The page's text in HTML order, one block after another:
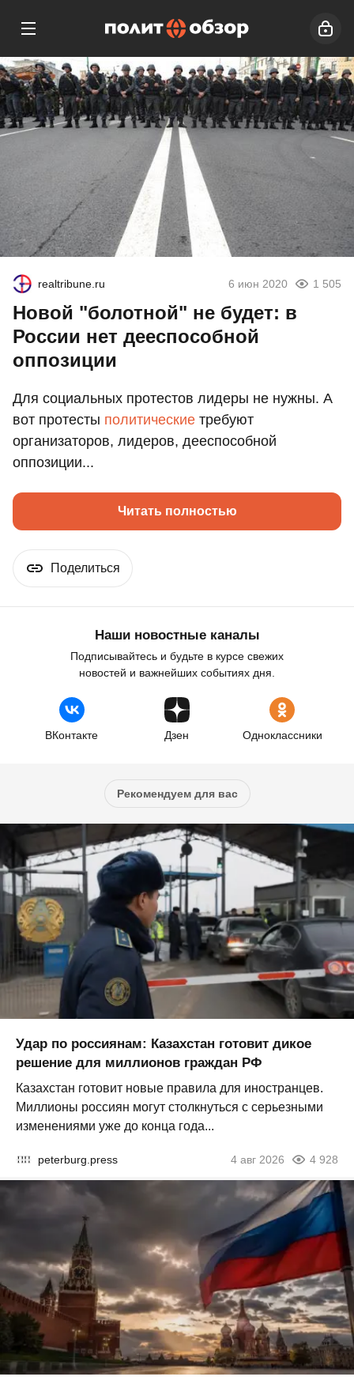
realtribune.ru 6 июн 2020 1 505
Новой "болотной" не будет: в
России нет дееспособной
оппозиции
Для социальных протестов лидеры не нужны. А
вот протесты политические требуют
организаторов, лидеров, дееспособной
оппозиции...
Читать полностью
Поделиться
Наши новостные каналы
Подписывайтесь и будьте в курсе свежих
новостей и важнейших событиях дня.
ВКонтакте Дзен Одноклассники
Рекомендуем для вас
Удар по россиянам: Казахстан готовит дикое
решение для миллионов граждан РФ
Казахстан готовит новые правила для иностранцев.
Миллионы россиян могут столкнуться с серьезными
изменениями уже до конца года...
peterburg.press 4 авг 2026 4 928